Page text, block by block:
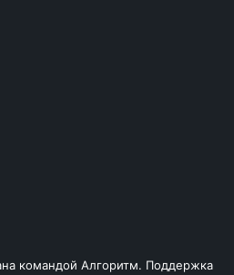
командой Алгоритм. Поддержка